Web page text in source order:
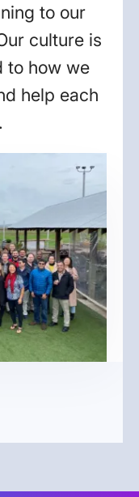
to our
culture is
to how we
help each